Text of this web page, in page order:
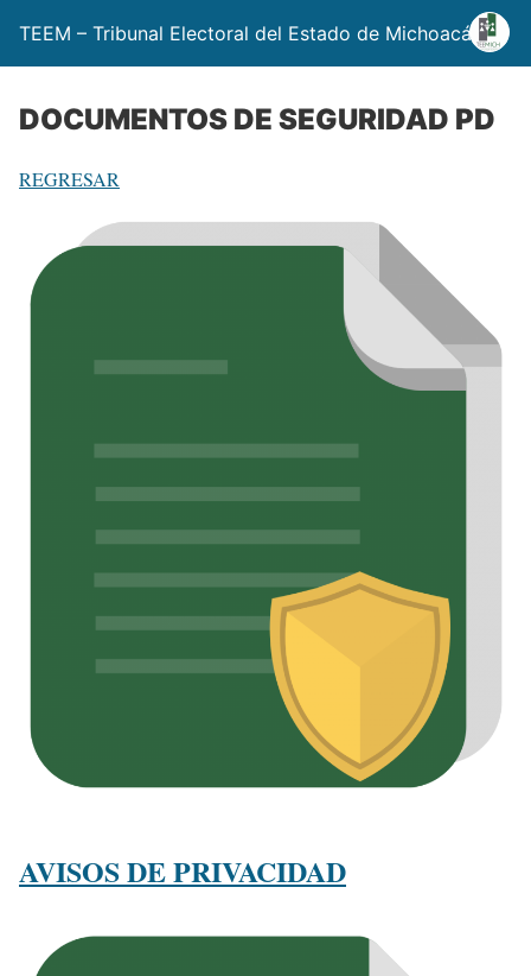
TEEM – Tribunal Electoral del Estado de Michoacán
DOCUMENTOS DE SEGURIDAD PD
REGRESAR
AVISOS DE PRIVACIDAD